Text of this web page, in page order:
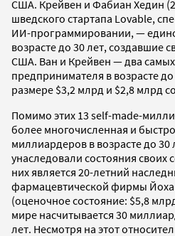
США. Крейвен и Фабиан Хедин
шведского стартапа Lovable,
ИИ-программировании, —
возрасте до 30 лет, создавшие
США. Ван и Крейвен — два
предпринимателя в возрасте
размере $3,2 млрд и $2,8 млрд
Помимо этих 13 self-made-
более многочисленная и
миллиардеров в возрасте до 30
унаследовали состояния
них является 20-летний
фармацевтической фирмы
(оценочное состояние: $5,8
мире насчитывается 30
лет. Несмотря на этот